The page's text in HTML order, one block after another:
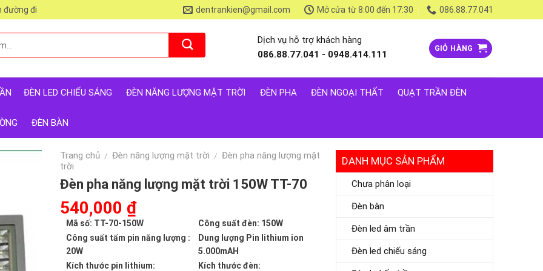
đường đi dentrankien@gmail.com Mở cửa từ 8:00 đến 17:30 086.88.77.041
Dịch vụ hỗ trợ khách hàng
086.88.77.041 - 0948.414.111
GIỎ HÀNG
ĐÈN LED CHIẾU SÁNG ĐÈN NĂNG LƯỢNG MẶT TRỜI ĐÈN PHA ĐÈN NGOẠI THẤT QUẠT TRẦN ĐÈN
ĐÈN BÀN
DANH MỤC SẢN PHẨM
Chưa phân loại
Đèn bàn
Đèn led âm trần
Đèn led chiếu sáng
Trang chủ / Đèn năng lượng mặt trời / Đèn pha năng lượng mặt
trời
Đèn pha năng lượng mặt trời 150W TT-70
Giá
gốc
là:
1,086,000 ₫.
540,000 ₫Giá
hiện
tại
540,000 ₫.
Mã số: TT-70-150W
Công suất đèn: 150W
Công suất tấm pin năng lượng :
20W
Dung lượng Pin lithium ion
5.000mAH
Kích thước pin lithium:
Kích thước đèn: